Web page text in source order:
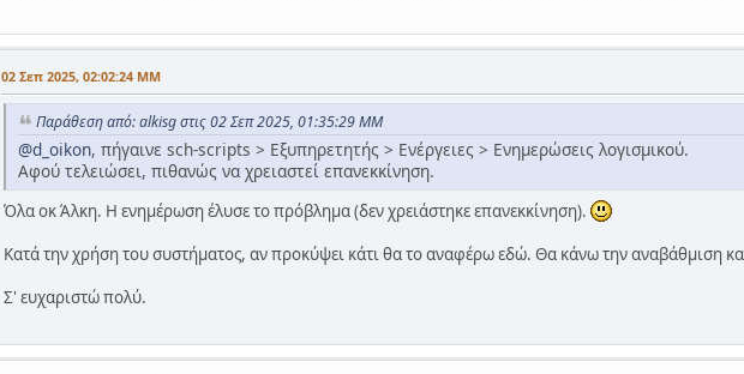
02 Σεπ 2025, 02:02:24 ΜΜ
Παράθεση από: alkisg στις 02 Σεπ 2025, 01:35:29 ΜΜ
@d_oikon, πήγαινε sch-scripts > Εξυπηρετητής > Ενέργειες > Ενημερώσεις λογισμικού.
Αφού τελειώσει, πιθανώς να χρειαστεί επανεκκίνηση.
Όλα οκ Άλκη. Η ενημέρωση έλυσε το πρόβλημα (δεν χρειάστηκε επανεκκίνηση).
Κατά την χρήση του συστήματος, αν προκύψει κάτι θα το αναφέρω εδώ. Θα κάνω την αναβάθμιση
Σ' ευχαριστώ πολύ.